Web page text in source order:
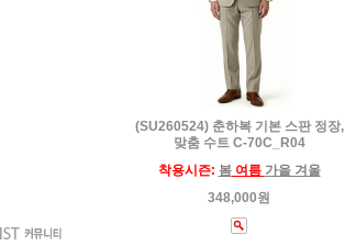
(SU260524) 춘하복 기본 스판 정장,
맞춤 수트 C-70C_R04
착용시즌: 봄여름 가을 겨울
348,000원